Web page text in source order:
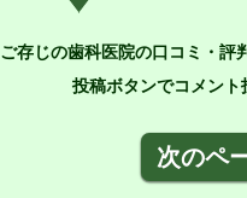
ご存じの歯科医院の口コミ・評
投稿ボタンでコメント
次のペ